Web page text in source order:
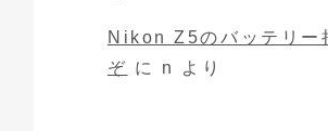
Nikon Z5のバッテリー
ぞ に n より